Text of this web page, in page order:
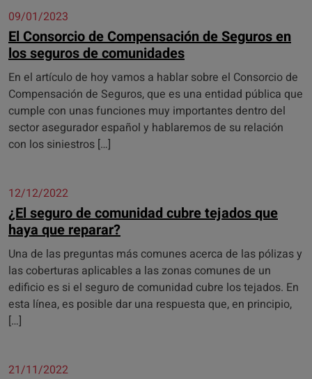
09/01/2023
El Consorcio de Compensación de Seguros en
los seguros de comunidades
En el artículo de hoy vamos a hablar sobre el Consorcio de
Compensación de Seguros, que es una entidad pública que
cumple con unas funciones muy importantes dentro del
sector asegurador español y hablaremos de su relación
con los siniestros […]
12/12/2022
¿El seguro de comunidad cubre tejados que
haya que reparar?
Una de las preguntas más comunes acerca de las pólizas y
las coberturas aplicables a las zonas comunes de un
edificio es si el seguro de comunidad cubre los tejados. En
esta línea, es posible dar una respuesta que, en principio,
[…]
21/11/2022